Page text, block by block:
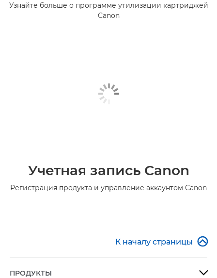
Узнайте больше о программе утилизации картриджей
Canon
Учетная запись Canon
Регистрация продукта и управление аккаунтом Canon
К началу страницы 
ПРОДУКТЫ 